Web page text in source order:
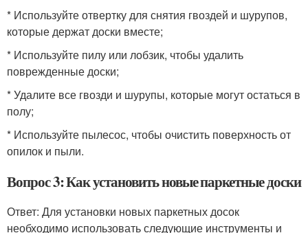
* Используйте отвертку для снятия гвоздей и шурупов,
которые держат доски вместе;
* Используйте пилу или лобзик, чтобы удалить
поврежденные доски;
* Удалите все гвозди и шурупы, которые могут остаться в
полу;
* Используйте пылесос, чтобы очистить поверхность от
опилок и пыли.
Вопрос 3: Как установить новые паркетные доски
Ответ: Для установки новых паркетных досок
необходимо использовать следующие инструменты и